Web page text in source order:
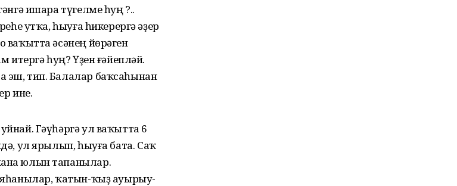
ишара түгелме һуң ?..
утҡа, һыуға һикерергә әҙер
әсәнең йөрәген
итергә һуң? Үҙен ғәйепләй.
тип. Балалар баҡсаһынан
ине.
Гәүһәргә ул ваҡытта 6
ул ярылып, һыуға бата. Саҡ
юлын тапанылар.
яһанылар, ҡатын-ҡыҙ ауырыу­